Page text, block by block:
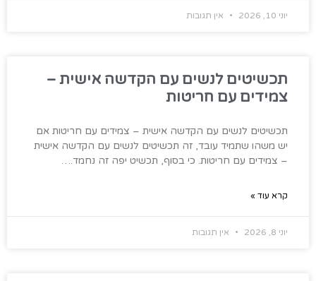
יוני 10, 2026 אין תגובות
תכשיטים לנשים עם הקדשה אישית –
צמידים עם חריטות
תכשיטים לנשים עם הקדשה אישית – צמידים עם חריטות אם
יש משהו שתמיד עובד, זה תכשיטים לנשים עם הקדשה אישית
– צמידים עם חריטות. כי בסוף, תכשיט יפה זה נחמד.…
קרא עוד »
יוני 8, 2026 אין תגובות